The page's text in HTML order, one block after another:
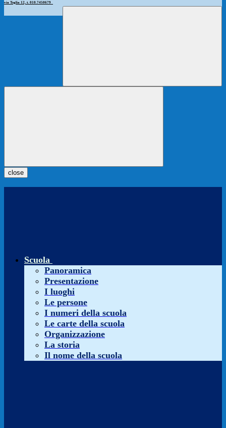
via Teglia 12, t. 010.7450679
close
Scuola
Panoramica
Presentazione
I luoghi
Le persone
I numeri della scuola
Le carte della scuola
Organizzazione
La storia
Il nome della scuola